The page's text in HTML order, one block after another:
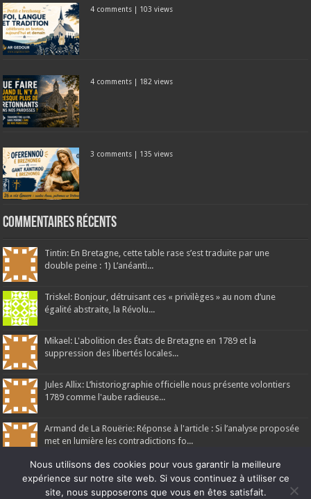
4 comments 103 views
4 comments 182 views
3 comments 135 views
Commentaires récents
Tintin: En Bretagne, cette table rase s’est traduite par une
double peine : 1) L’anéanti...
Triskel: Bonjour, détruisant ces « privilèges » au nom d’une
égalité abstraite, la Révolu...
Mikael: L'abolition des États de Bretagne en 1789 et la
suppression des libertés locales...
Jules Allix: L’historiographie officielle nous présente volontiers
1789 comme l'aube radieuse...
Armand de La Rouërie: Réponse à l'article : Si l’analyse proposée
met en lumière les contradictions fo...
Nous utilisons des cookies pour vous garantir la meilleure
expérience sur notre site web. Si vous continuez à utiliser ce
site, nous supposerons que vous en êtes satisfait.